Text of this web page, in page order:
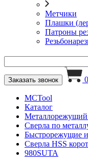
Метчики
Плашки
Патроны
Заказать звонок 0
MCTool
Каталог
Металлорежущий
Сверла по
Быстрорежущие
Сверла HSS
980SUTA